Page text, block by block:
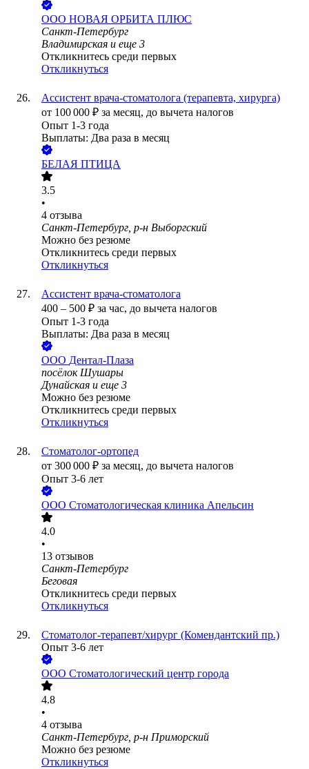
ООО НОВАЯ ОРБИТА ПЛЮС
Санкт-Петербург
Владимирская и еще 3
Откликнитесь среди первых
Откликнуться
Ассистент врача-стоматолога (терапевта, хирурга)
от 100 000 ₽ за месяц, до вычета налогов
Опыт 1-3 года
Выплаты: Два раза в месяц
БЕЛАЯ ПТИЦА
3.5
•
4 отзыва
Санкт-Петербург, р-н Выборгский
Можно без резюме
Откликнитесь среди первых
Откликнуться
Ассистент врача-стоматолога
400 – 500 ₽ за час, до вычета налогов
Опыт 1-3 года
Выплаты: Два раза в месяц
ООО Дентал-Плаза
посёлок Шушары
Дунайская и еще 3
Можно без резюме
Откликнитесь среди первых
Откликнуться
Стоматолог-ортопед
от 300 000 ₽ за месяц, до вычета налогов
Опыт 3-6 лет
ООО Стоматологическая клиника Апельсин
4.0
•
13 отзывов
Санкт-Петербург
Беговая
Откликнитесь среди первых
Откликнуться
Стоматолог-терапевт/хирург (Комендантский пр.)
Опыт 3-6 лет
ООО Стоматологический центр города
4.8
•
4 отзыва
Санкт-Петербург, р-н Приморский
Можно без резюме
Откликнуться